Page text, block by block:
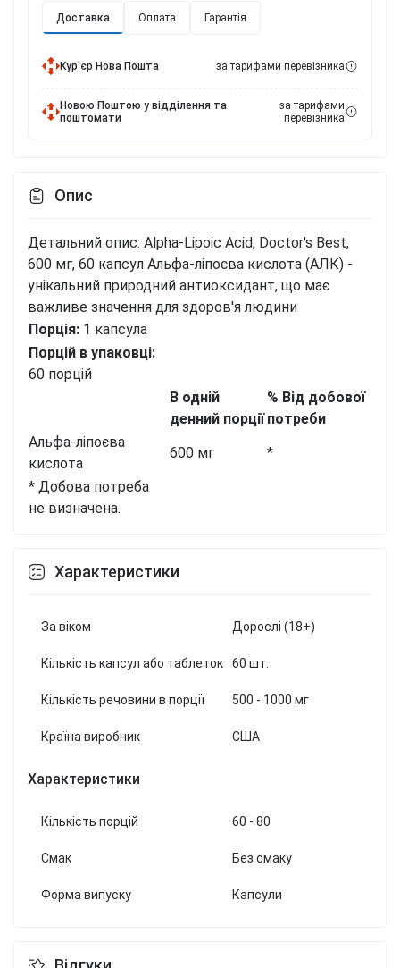
Доставка Оплата Гарантія
Курʼєр Нова Пошта за тарифами перевізника
Новою Поштою у відділення та
поштомати
за тарифами
перевізника
Опис
Детальний опис: Alpha-Lipoic Acid, Doctor's Best,
600 мг, 60 капсул Альфа-ліпоєва кислота (АЛК) -
унікальний природний антиоксидант, що має
важливе значення для здоров'я людини
Порція: 1 капсула
Порцій в упаковці:
60 порцій
В одній
денний порції
% Від добової
потреби
Альфа-ліпоєва
кислота
600 мг
*
* Добова потреба
не визначена.
Характеристики
За віком Дорослі (18+)
Кількість капсул або таблеток 60 шт.
Кількість речовини в порції 500 - 1000 мг
Країна виробник США
Характеристики
Кількість порцій 60 - 80
Смак Без смаку
Форма випуску Капсули